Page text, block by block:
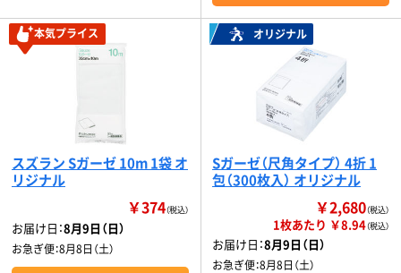
本気プライス
スズラン Sガーゼ 10m 1袋 オ
リジナル
￥374（税込）
お届け日：8月9日（日）
お急ぎ便：8月8日（土）
オリジナル
Sガーゼ（尺角タイプ） 4折 1
包（300枚入） オリジナル
￥2,680（税込）
1枚あたり ￥8.94（税込）
お届け日：8月9日（日）
お急ぎ便：8月8日（土）